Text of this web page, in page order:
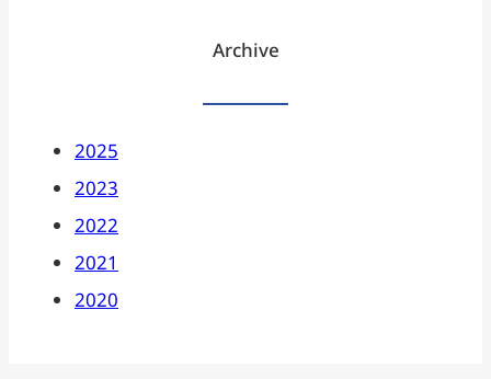
Archive
2025
2023
2022
2021
2020